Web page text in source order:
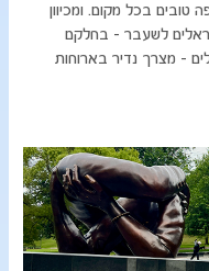
טובים בכל מקום. ומכיוון
לשעבר – בחלקם
– מצרך נדיר בארוחות